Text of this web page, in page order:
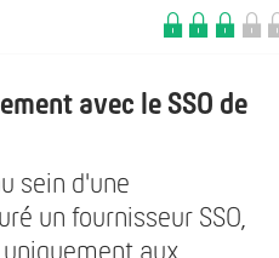
avec le SSO de
sein d'une
un fournisseur SSO,